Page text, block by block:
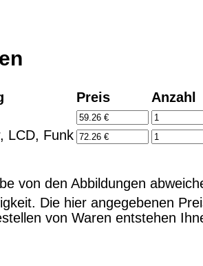
Preis Anzahl
LCD, Funk
von den Abbildungen
Die hier angegebenen
von Waren entstehen